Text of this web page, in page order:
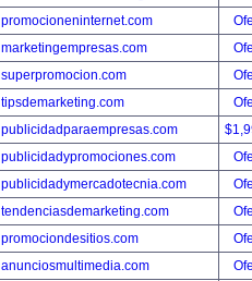
promocioneninternet.com
marketingempresas.com
superpromocion.com
tipsdemarketing.com
publicidadparaempresas.com
publicidadypromociones.com
publicidadymercadotecnia.com
tendenciasdemarketing.com
promociondesitios.com
anunciosmultimedia.com